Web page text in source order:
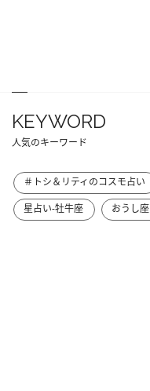
KEYWORD
人気のキーワード
＃トシ＆リティのコスモ占い
星占い-牡牛座
おうし座